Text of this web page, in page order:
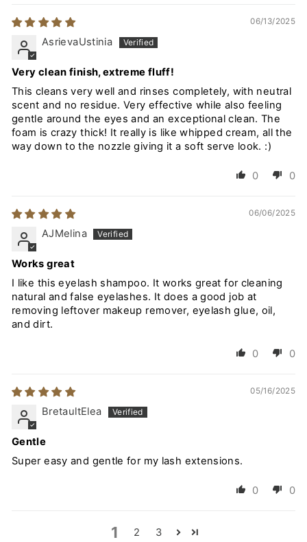
06/13/2025
AsrievaUstinia
Very clean finish, extreme fluff!
This cleans very well and rinses completely, with neutral
scent and no residue. Very effective while also feeling
gentle around the eyes and an exceptional clean. The
foam is crazy thick! It really is like whipped cream, all the
way down to the nozzle giving it a soft serve look. :)
0 0
06/06/2025
AJMelina
Works great
I like this eyelash shampoo. It works great for cleaning
natural and false eyelashes. It does a good job at
removing leftover makeup remover, eyelash glue, oil,
and dirt.
0 0
05/16/2025
BretaultElea
Gentle
Super easy and gentle for my lash extensions.
0 0
1 2 3